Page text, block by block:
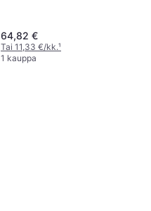
64,82 €
Tai 11,33 €/kk.¹
1 kauppa